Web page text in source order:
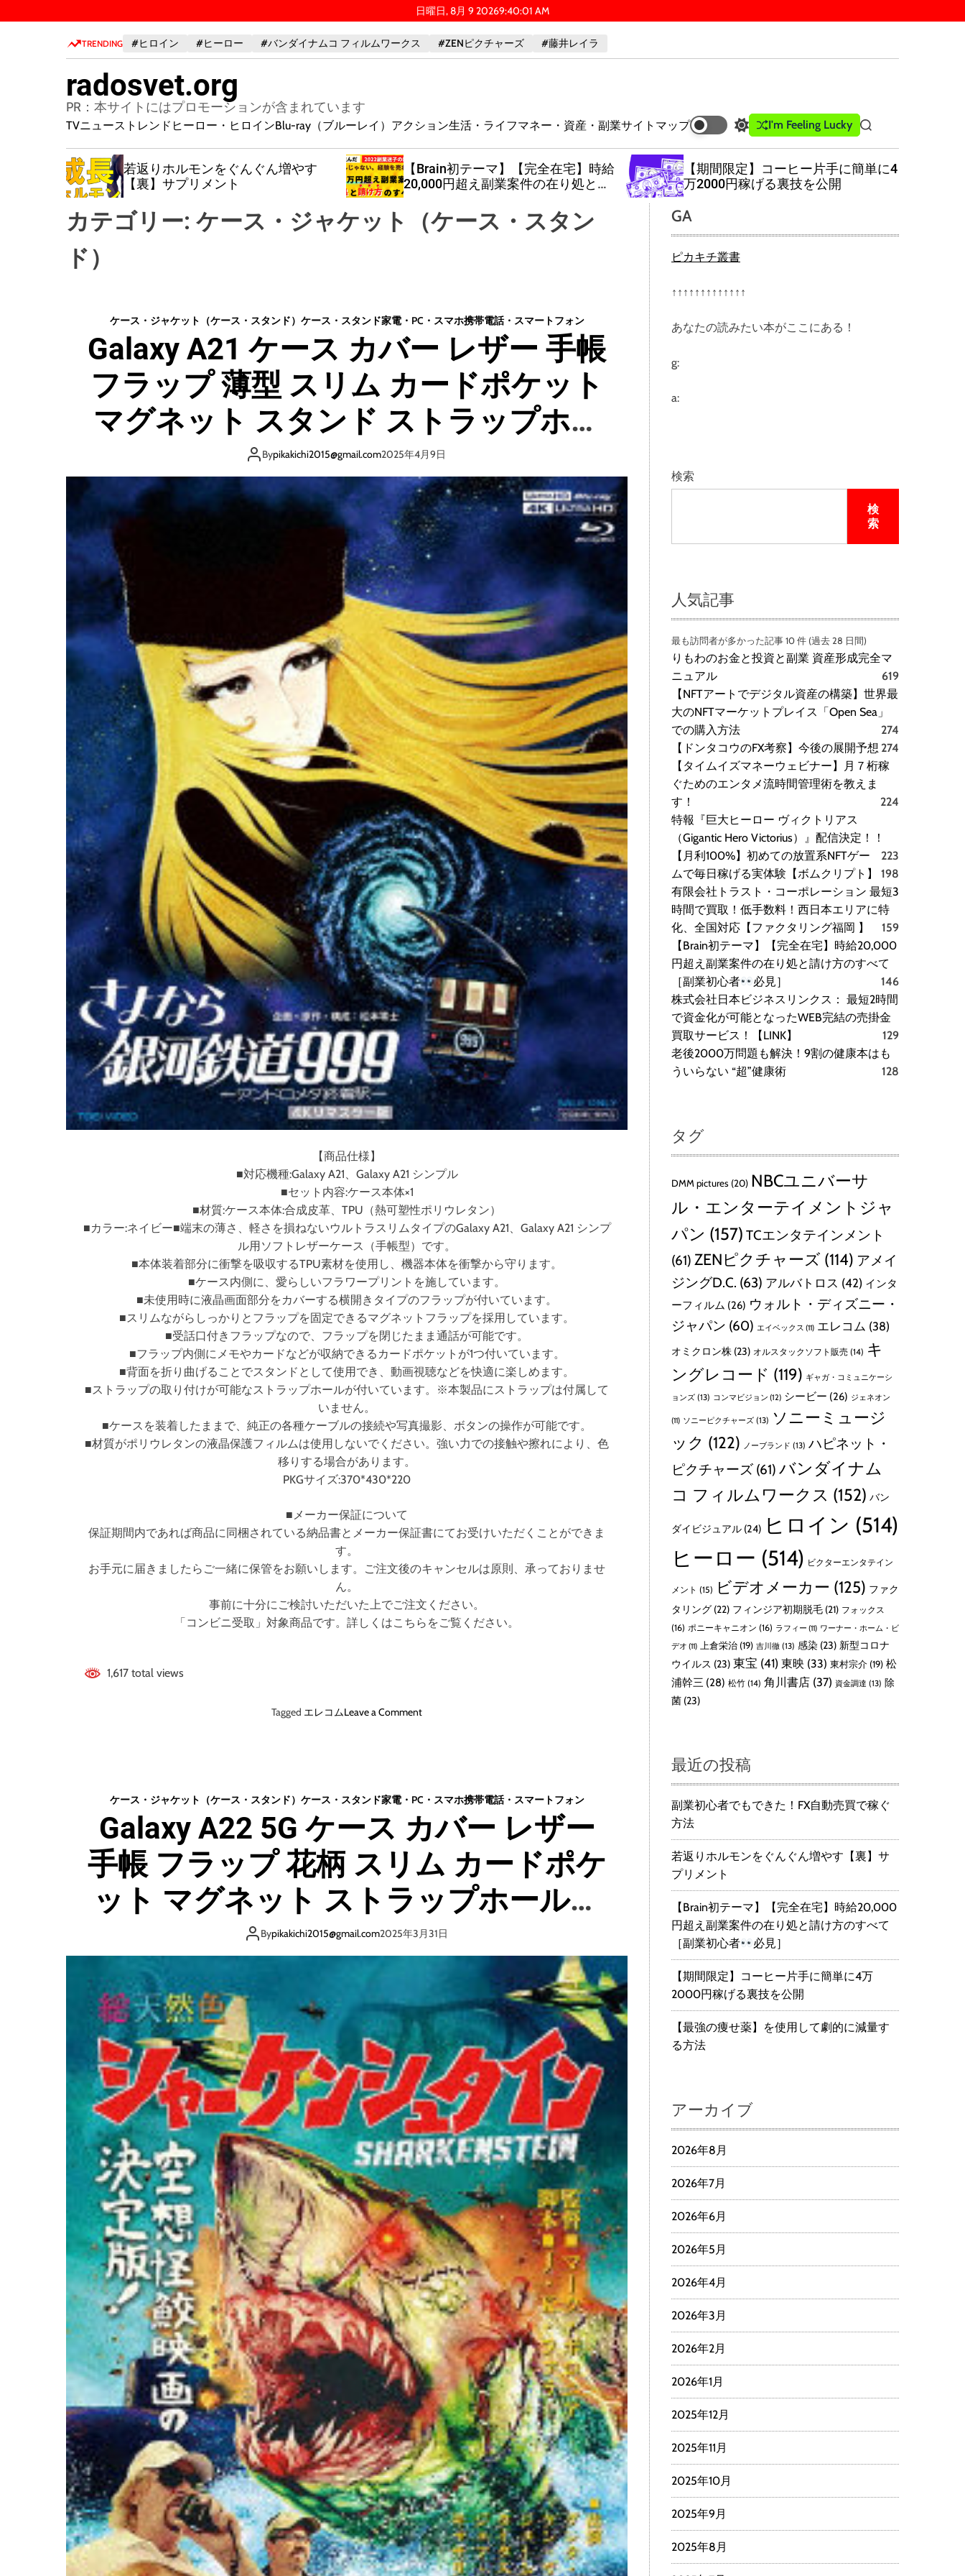
k
日曜日, 8月 9 20269:40:03 AM
TRENDING #ヒロイン #ヒーロー #バンダイナムコ フィルムワークス #ZENピクチャーズ #藤井レイラ
radosvet.org
PR：本サイトにはプロモーションが含まれています
TVニューストレンド ヒーロー・ヒロインBlu-ray（ブルーレイ） アクション生活・ライフマネー・資産・副業サイトマップ
S
w
i
t
c
o
o
m
e
I'm Feeling Lucky
S
e
a
r
【Brain初テーマ】【完全在宅】時給
20,000円超え副業案件の在り処と請
【期間限定】コーヒー片手に簡単に4
万2000円稼げる裏技を公開
【最強の痩せ薬】を使用して劇的に
減量する方法
カテゴリー: ケース・ジャケット（ケース・スタン
ド）
ケース・ジャケット（ケース・スタンド） ケース・スタンド家電・PC・スマホ携帯電話・スマートフォン
Galaxy A21 ケース カバー レザー 手帳
フラップ 薄型 スリム カードポケット
マグネット スタンド ストラップホー
ル付 花柄 かわいい おしゃれ ネイビー
Bypikakichi2015@gmail.com2025年4月9日
【商品仕様】
■対応機種:Galaxy A21、Galaxy A21 シンプル
■セット内容:ケース本体×1
■材質:ケース本体:合成皮革、TPU（熱可塑性ポリウレタン）
■カラー:ネイビー■端末の薄さ、軽さを損ねないウルトラスリムタイプのGalaxy A21、Galaxy A21 シンプ
ル用ソフトレザーケース（手帳型）です。
■本体装着部分に衝撃を吸収するTPU素材を使用し、機器本体を衝撃から守ります。
■ケース内側に、愛らしいフラワープリントを施しています。
■未使用時に液晶画面部分をカバーする横開きタイプのフラップが付いています。
■スリムながらしっかりとフラップを固定できるマグネットフラップを採用しています。
■受話口付きフラップなので、フラップを閉じたまま通話が可能です。
■フラップ内側にメモやカードなどが収納できるカードポケットが1つ付いています。
■背面を折り曲げることでスタンドとして使用でき、動画視聴などを快適に楽しめます。
■ストラップの取り付けが可能なストラップホールが付いています。※本製品にストラップは付属して
いません。
■ケースを装着したままで、純正の各種ケーブルの接続や写真撮影、ボタンの操作が可能です。
■材質がポリウレタンの液晶保護フィルムは使用しないでください。強い力での接触や擦れにより、色
移りする場合があります。
PKGサイズ:370*430*220
■メーカー保証について
保証期間内であれば商品に同梱されている納品書とメーカー保証書にてお受けいただくことができま
す。
お手元に届きましたらご一緒に保管をお願いします。ご注文後のキャンセルは原則、承っておりませ
ん。
事前に十分にご検討いただいた上でご注文ください。
「コンビニ受取」対象商品です。詳しくはこちらをご覧ください。
1,617 total views
Tagged エレコムLeave a Commento
x
y
A
1
ー
ス
カ
フ
ラ
ッ
プ
薄
型
ス
リ
カ
ー
ド
ポ
ケ
ッ
ト
マ
グ
ネ
ッ
ト
ス
タ
ン
ド
ス
ト
ラ
ッ
プ
ホ
ー
ル
ケース・ジャケット（ケース・スタンド） ケース・スタンド家電・PC・スマホ携帯電話・スマートフォン
Galaxy A22 5G ケース カバー レザー
手帳 フラップ 花柄 スリム カードポケ
ット マグネット ストラップホール付
ネイビー
Bypikakichi2015@gmail.com2025年3月31日
GA
ピカキチ叢書
↑↑↑↑↑↑↑↑↑↑↑↑↑
あなたの読みたい本がここにある！
g:
a:
検索
検
索
人気記事
最も訪問者が多かった記事 10 件 (過去 28 日間)
りもわのお金と投資と副業 資産形成完全マ
ニュアル
619
【NFTアートでデジタル資産の構築】世界最
大のNFTマーケットプレイス「Open Sea」
での購入方法
274
【ドンタコウのFX考察】今後の展開予想 274
【タイムイズマネーウェビナー】月７桁稼
ぐためのエンタメ流時間管理術を教えま
す！
224
特報『巨大ヒーロー ヴィクトリアス
（Gigantic Hero Victorius）』配信決定！！
223
【月利100%】初めての放置系NFTゲー
ムで毎日稼げる実体験【ボムクリプト】
198
有限会社トラスト・コーポレーション 最短3
時間で買取！低手数料！西日本エリアに特
化、全国対応【ファクタリング福岡 】
159
【Brain初テーマ】【完全在宅】時給20,000
円超え副業案件の在り処と請け方のすべて
［副業初心者
必見］
146
株式会社日本ビジネスリンクス： 最短2時間
で資金化が可能となったWEB完結の売掛金
買取サービス！【LINK】
129
老後2000万問題も解決！9割の健康本はも
ういらない “超”健康術
128
タグ
DMM pictures (20) NBCユニバーサ
ル・エンターテイメントジャ
パン (157) TCエンタテインメント
(61) ZENピクチャーズ (114) アメイ
ジングD.C. (63) アルバトロス (42) インタ
ーフィルム (26) ウォルト・ディズニー・
ジャパン (60) エイベックス (11) エレコム (38)
オミクロン株 (23) オルスタックソフト販売 (14) キ
ングレコード (119) ギャガ・コミュニケーシ
ョンズ (13) コンマビジョン (12) シービー (26) ジェネオン
(11) ソニーピクチャーズ (13) ソニーミュージ
ック (122) ノーブランド (13) ハピネット・
ピクチャーズ (61) バンダイナム
コ フィルムワークス (152) バン
ダイビジュアル (24) ヒロイン (514)
ヒーロー (514) ビクターエンタテイン
メント (15) ビデオメーカー (125) ファク
タリング (22) フィンジア初期脱毛 (21) フォックス
(16) ポニーキャニオン (16) ラフィー (11) ワーナー・ホーム・ビ
デオ (11) 上倉栄治 (19) 吉川徹 (13) 感染 (23) 新型コロナ
ウイルス (23) 東宝 (41) 東映 (33) 東村宗介 (19) 松
浦幹三 (28) 松竹 (14) 角川書店 (37) 資金調達 (13) 除
菌 (23)
最近の投稿
副業初心者でもできた！FX自動売買で稼ぐ
方法
若返りホルモンをぐんぐん増やす【裏】サ
プリメント
【Brain初テーマ】【完全在宅】時給20,000
円超え副業案件の在り処と請け方のすべて
［副業初心者
必見］
【期間限定】コーヒー片手に簡単に4万
2000円稼げる裏技を公開
【最強の痩せ薬】を使用して劇的に減量す
る方法
アーカイブ
2026年8月
2026年7月
2026年6月
2026年5月
2026年4月
2026年3月
2026年2月
2026年1月
2025年12月
2025年11月
2025年10月
2025年9月
2025年8月